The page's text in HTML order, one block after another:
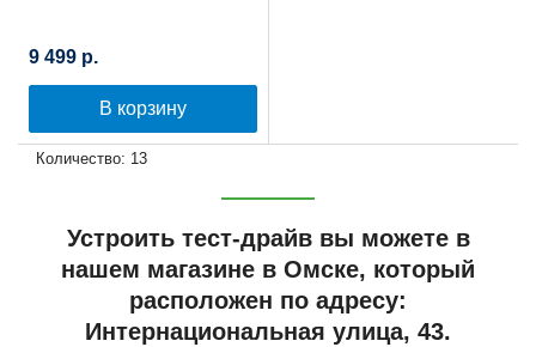
9 499 р.
В корзину
Количество: 13
Устроить тест-драйв вы можете в
нашем магазине в Омске, который
расположен по адресу:
Интернациональная улица, 43.